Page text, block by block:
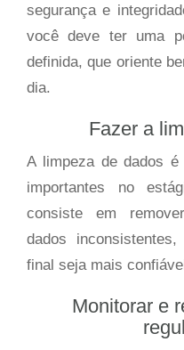
segurança e
você deve ter uma
definida, que oriente
dia.
Fazer a
A limpeza de dados
importantes no
consiste em
dados
final seja mais
Monitorar e